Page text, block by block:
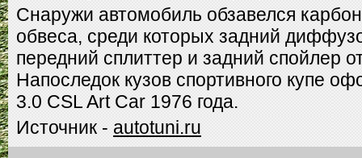
Снаружи автомобиль обзавелся
обвеса, среди которых задний
передний сплиттер и задний спойлер
Напоследок кузов спортивного купе
3.0 CSL Art Car 1976 года.
Источник - autotuni.ru